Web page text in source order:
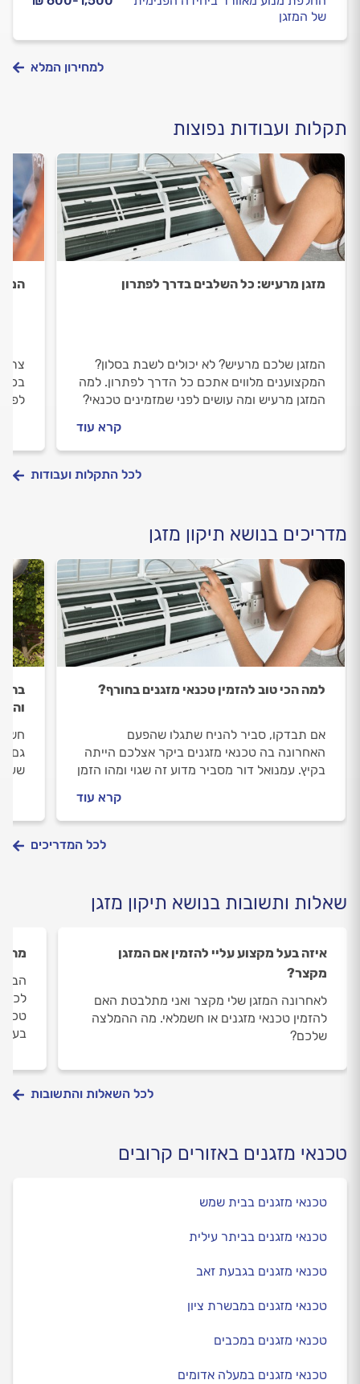
של המזגן
למחירון המלא
תקלות ועבודות נפוצות
מזגן מרעיש: כל השלבים בדרך לפתרון
המזגן שלכם מרעיש? לא יכולים לשבת בסלון?
המקצוענים מלווים אתכם כל הדרך לפתרון. למה
המזגן מרעיש ומה עושים לפני שמזמינים טכנאי?
קרא עוד
בכל
לכל התקלות ועבודות
מדריכים בנושא תיקון מזגן
למה הכי טוב להזמין טכנאי מזגנים בחורף?
אם תבדקו, סביר להניח שתגלו שהפעם
האחרונה בה טכנאי מזגנים ביקר אצלכם הייתה
בקיץ. עמנואל דור מסביר מדוע זה שגוי ומהו הזמן
קרא עוד
גם
לכל המדריכים
שאלות ותשובות בנושא תיקון מזגן
איזה בעל מקצוע עליי להזמין אם המזגן
מקצר?
לאחרונה המזגן שלי מקצר ואני מתלבטת האם
להזמין טכנאי מזגנים או חשמלאי. מה ההמלצה
שלכם?
מהי
לכך
לכל השאלות והתשובות
טכנאי מזגנים באזורים קרובים
טכנאי מזגנים בבית שמש
טכנאי מזגנים בביתר עילית
טכנאי מזגנים בגבעת זאב
טכנאי מזגנים במבשרת ציון
טכנאי מזגנים במכבים
טכנאי מזגנים במעלה אדומים